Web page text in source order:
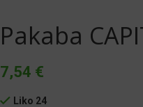
Pakaba
7,54 €
Liko 24